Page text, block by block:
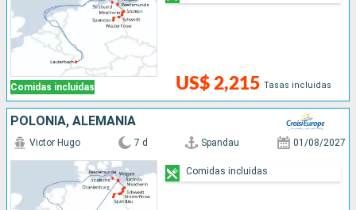
Comidas incluidas US$ 2,215 Tasas incluidas
POLONIA, ALEMANIA
Victor Hugo 7 d Spandau 01/08/2027
Comidas incluidas